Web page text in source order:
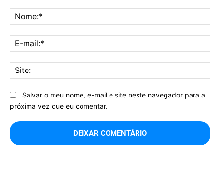
Salvar o meu nome, e-mail e site neste navegador para a
próxima vez que eu comentar.